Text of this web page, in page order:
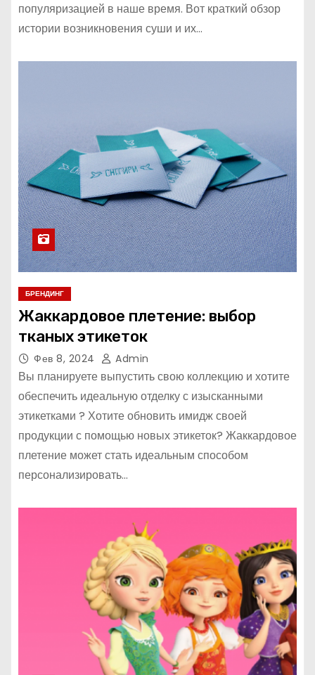
популяризацией в наше время. Вот краткий обзор
истории возникновения суши и их…
БРЕНДИНГ
Жаккардовое плетение: выбор
тканых этикеток
Фев 8, 2024 Admin
Вы планируете выпустить свою коллекцию и хотите
обеспечить идеальную отделку с изысканными
этикетками ? Хотите обновить имидж своей
продукции с помощью новых этикеток? Жаккардовое
плетение может стать идеальным способом
персонализировать…